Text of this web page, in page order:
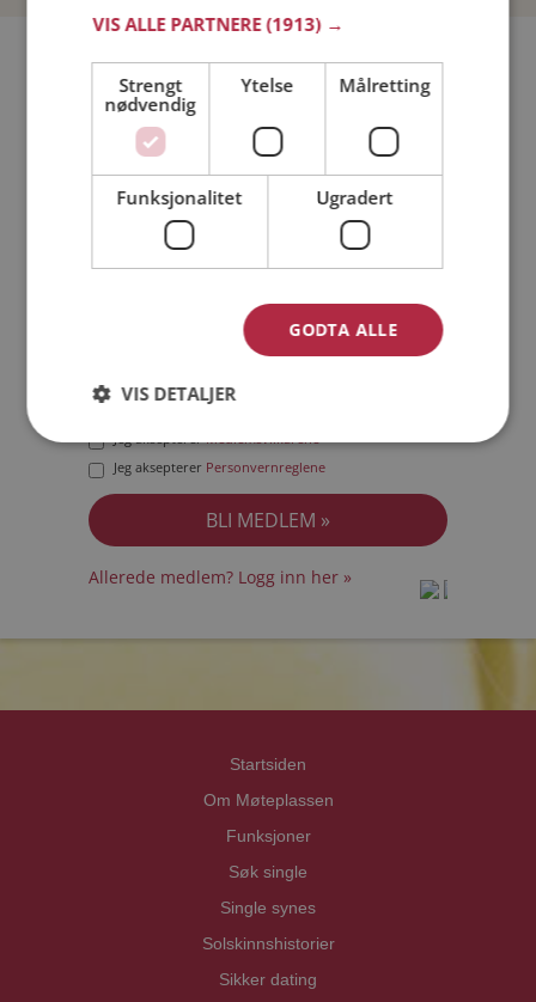
Bli medlem gratis!
Jeg er en: Mann Kvinne
Min alder:
Jeg akseptererMedlemsvilkårene
Jeg aksepterer Personvernreglene
Allerede medlem? Logg inn her »
Startsiden
Om Møteplassen
Funksjoner
Søk single
Single synes
Solskinnshistorier
Sikker dating
VIS ALLE PARTNERE(1913) →
Strengt
nødvendig
Ytelse Målretting
Funksjonalitet Ugradert
GODTA ALLE
VIS DETALJER